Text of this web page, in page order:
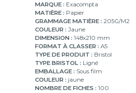
MARQUE : Exacompta
MATIÈRE : Papier
GRAMMAGE MATIÈRE : 205G/M2
COULEUR : Jaune
DIMENSION : 148x210 mm
FORMAT À CLASSER : A5
TYPE DE PRODUIT : Bristol
TYPE BRISTOL : Ligné
EMBALLAGE : Sous film
COULEUR : jaune
NOMBRE DE FICHES : 100